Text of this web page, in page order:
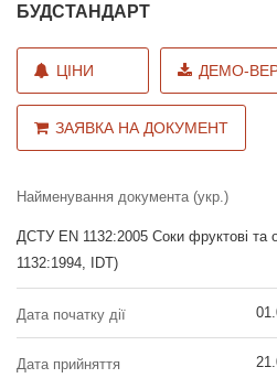
БУДСТАНДАРТ
ЦІНИ ДЕМО-
ЗАЯВКА НА ДОКУМЕНТ
Найменування документа (укр.)
ДСТУ EN 1132:2005 Соки фруктові та
1132:1994, IDT)
Дата початку дії
Дата прийняття